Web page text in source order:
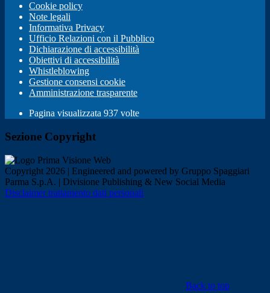
Cookie policy
Note legali
Informativa Privacy
Ufficio Relazioni con il Pubblico
Dichiarazione di accessibilità
Obiettivi di accessibilità
Whistleblowing
Gestione consensi cookie
Amministrazione trasparente
Pagina visualizzata 937 volte
Sezione Copyright
Copyright 2026 | Engineered and powered by Gruppo Spaggiari
Parma S.p.A. | Divisione Publishing & New Social Media
Disclaimer trattamento dati personali
Back to top